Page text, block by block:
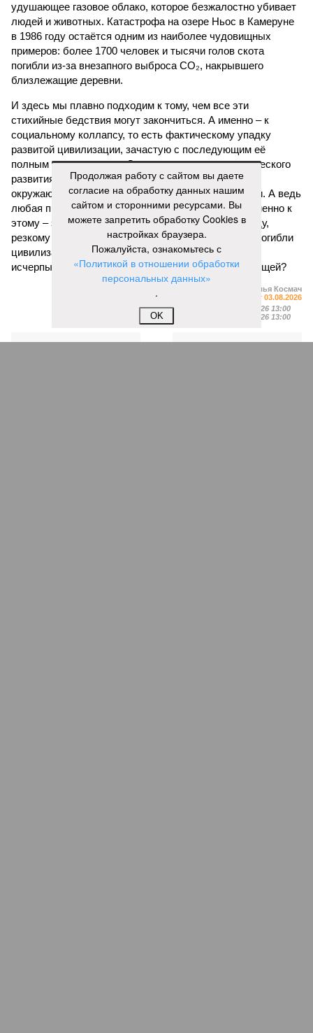
удушающее газовое облако, которое безжалостно убивает
людей и животных. Катастрофа на озере Ньос в Камеруне
в 1986 году остаётся одним из наиболее чудовищных
примеров: более 1700 человек и тысячи голов скота
погибли из-за внезапного выброса CO₂, накрывшего
близлежащие деревни.
И здесь мы плавно подходим к тому, чем все эти
стихийные бедствия могут закончиться. А именно – к
социальному коллапсу, то есть фактическому упадку
развитой цивилизации, зачастую с последующим её
полным уничтожением. Среди причин такого трагического
развития событий учёные называют деградацию
окружающей среды, истощение ресурсов и болезни. А ведь
любая природная катастрофа непременно ведёт именно к
этому – экономическому кризису, эпидемиям, голоду,
резкому сокращению численности населения. Так погибли
цивилизации шумеров, майя, кхмеров – список не
исчерпывающий. Какая цивилизация будет следующей?
Илья Космач
Газета
«Наша версия» №29 от 03.08.2026
Опубликовано:
05.08.2026 13:00
Отредактировано:
05.08.2026 13:00
Продолжая работу с сайтом вы даете
согласие на обработку данных нашим
сайтом и сторонними ресурсами. Вы
можете запретить обработку Cookies в
настройках браузера.
Пожалуйста, ознакомьтесь с
«Политикой в отношении обработки
персональных данных»
.
OK